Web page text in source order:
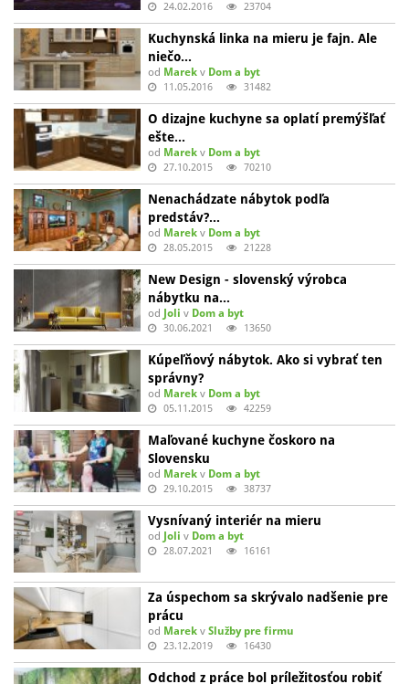
24.02.2016 23704
Kuchynská linka na mieru je fajn. Ale
niečo…
od Marek v Dom a byt
11.05.2016 31482
O dizajne kuchyne sa oplatí premýšľať
ešte…
od Marek v Dom a byt
27.10.2015 70210
Nenachádzate nábytok podľa
predstáv?…
od Marek v Dom a byt
28.05.2015 21228
New Design - slovenský výrobca
nábytku na…
od Joli v Dom a byt
30.06.2021 13650
Kúpeľňový nábytok. Ako si vybrať ten
správny?
od Marek v Dom a byt
05.11.2015 42259
Maľované kuchyne čoskoro na
Slovensku
od Marek v Dom a byt
29.10.2015 38737
Vysnívaný interiér na mieru
od Joli v Dom a byt
28.07.2021 16161
Za úspechom sa skrývalo nadšenie pre
prácu
od Marek vSlužby pre firmu
23.12.2019 16430
Odchod z práce bol príležitosťou robiť